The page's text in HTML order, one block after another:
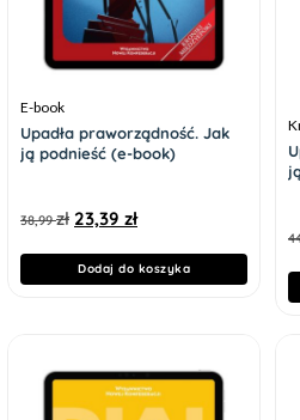
E-book
Upadła praworządność. Jak
ją podnieść (e-book)
38,99zł 23,39 zł
Dodaj do koszyka